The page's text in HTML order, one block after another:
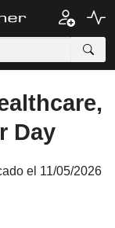
Day
el 11/05/2026